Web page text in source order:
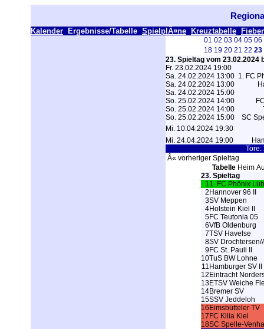
Kalender Ergebnisse/Tabelle SpielplÃ¤ne Kreuztabelle
01 02 03 04 05 06
18 19 20 21 22 23
23. Spieltag vom 23.02.2024
Fr. 23.02.2024 19:00
Sa. 24.02.2024 13:00 1. FC
Sa. 24.02.2024 13:00
Sa. 24.02.2024 15:00
So. 25.02.2024 14:00
So. 25.02.2024 14:00
So. 25.02.2024 15:00
SC
Mi. 10.04.2024 19:30
Mi. 24.04.2024 19:00
Â« vorheriger Spieltag
Tabelle Heim
23. Spieltag
11. FC Phönix
2 Hannover 96 II
3SV Meppen
4Holstein Kiel II
5FC Teutonia 05
6VfB Oldenburg
7TSV Havelse
8SV Drochtersen/
9FC St. Pauli II
10TuS BW Lohne
11 Hamburger SV II
12 Eintracht
13ETSV Weiche
14Bremer SV
15SSV Jeddeloh
16 Eimsbütteler TV
17 FC Kilia Kiel
18SC Spelle-